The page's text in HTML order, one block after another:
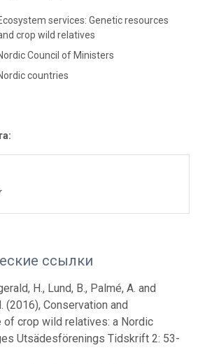
services: Genetic resources
crop wild relatives
Council of Ministers
countries
ссылки
H., Lund, B., Palmé, A. and
(2016), Conservation and
of crop wild relatives: a Nordic
Utsädesförenings Tidskrift 2: 53-